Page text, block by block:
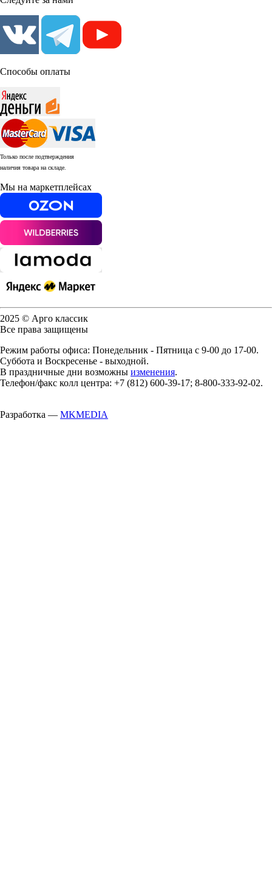
Способы оплаты
Только после подтверждения
наличия товара на складе.
Мы на маркетплейсах
2025 © Арго классик
Все права защищены
Режим работы офиса: Понедельник - Пятница с 9-00 до 17-00.
Суббота и Воскресенье - выходной.
В праздничные дни возможны изменения.
Телефон/факс колл центра: +7 (812) 600-39-17; 8-800-333-92-02.
Разработка — MKMEDIA